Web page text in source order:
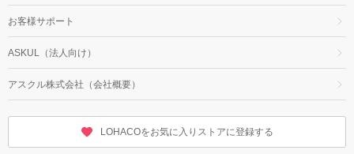
お客様サポート
ASKUL（法人向け）
アスクル株式会社（会社概要）
LOHACOをお気に入りストアに登録する